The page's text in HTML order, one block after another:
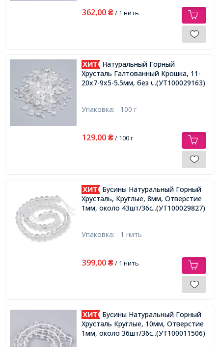
362,00 ₴/ 1 нить
Натуральный Горный
Хрусталь Галтованный Крошка, 11-
20х7-9х5-5.5мм, без Отверстия,
...(УТ100029163)
Упаковка: 100 г
129,00 ₴/ 100 г
Бусины Натуральный Горный
Хрусталь, Круглые, 8мм, Отверстие
1мм, около 43шт/36см/нить,...(УТ100029827)
Упаковка: 1 нить
399,00 ₴/ 1 нить
Бусины Натуральный Горный
Хрусталь Круглые, 10мм, Отверстие
1мм, около 36шт/36см/нить,...(УТ100011506)